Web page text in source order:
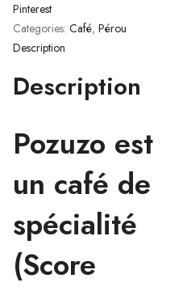
Pinterest
Categories: Café, Pérou
Description
Description
Pozuzo est
un café de
spécialité
(Score